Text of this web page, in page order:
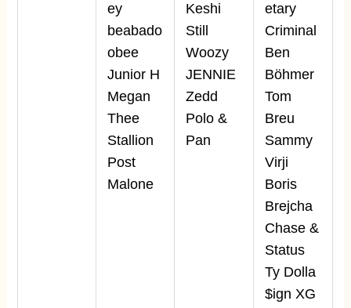
ey
beabado
obee
Junior H
Megan
Thee
Stallion
Post
Malone
Keshi
Still
Woozy
JENNIE
Zedd
Polo &
Pan
etary
Criminal
Ben
Böhmer
Tom
Breu
Sammy
Virji
Boris
Brejcha
Chase &
Status
Ty Dolla
$ign XG